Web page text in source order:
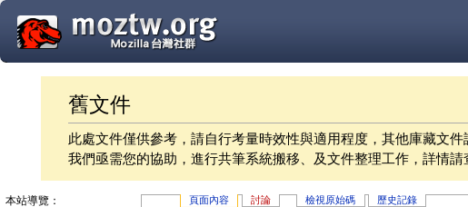
舊文件
此處文件僅供參考，請自行考量時效性與適用程度，其他庫藏文件
我們亟需您的協助，進行共筆系統搬移、及文件整理工作，詳情請
頁面內容 討論 檢視原始碼 歷史記錄
本站導覽：